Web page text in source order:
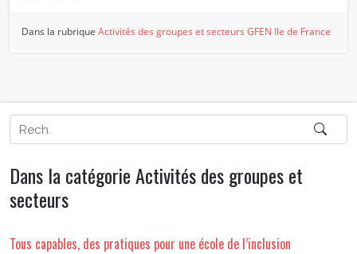
Dans la rubriqueActivités des groupes et secteurs GFEN Ile de France
Dans la catégorie Activités des groupes et
secteurs
Tous capables, des pratiques pour une école de l’inclusion